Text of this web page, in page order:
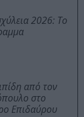
2026: Το
από τον
στο
Επιδαύρου